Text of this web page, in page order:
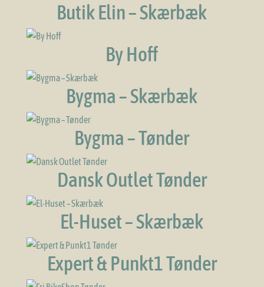
Butik Elin – Skærbæk
By Hoff
Bygma – Skærbæk
Bygma – Tønder
Dansk Outlet Tønder
El-Huset – Skærbæk
Expert & Punkt1 Tønder